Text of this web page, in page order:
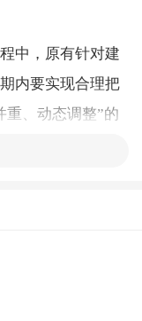
中，原有针对建
内要实现合理把
重、动态调整”的
持续发展能力较
尽快退出，以体
不宜过急，甚至